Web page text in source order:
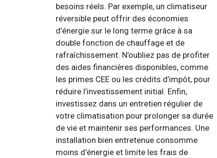
besoins réels. Par exemple, un climatiseur
réversible peut offrir des économies
d’énergie sur le long terme grâce à sa
double fonction de chauffage et de
rafraîchissement. N’oubliez pas de profiter
des aides financières disponibles, comme
les primes CEE ou les crédits d’impôt, pour
réduire l’investissement initial. Enfin,
investissez dans un entretien régulier de
votre climatisation pour prolonger sa durée
de vie et maintenir ses performances. Une
installation bien entretenue consomme
moins d’énergie et limite les frais de